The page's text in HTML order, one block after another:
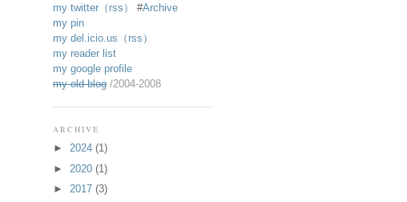
my twitter （rss） #Archive
my pin
my del.icio.us （rss）
my reader list
my google profile
my old blog /2004-2008
ARCHIVE
► 2024 (1)
► 2020 (1)
► 2017 (3)